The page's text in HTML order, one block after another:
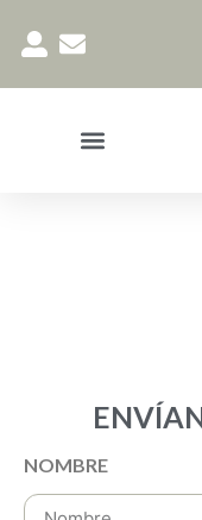
NOMBRE